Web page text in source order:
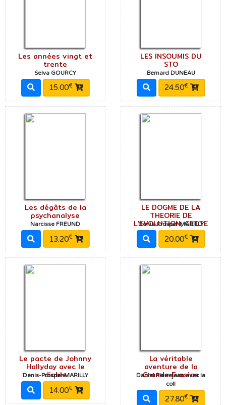
Les années vingt et
trente
Selva GOURCY
15.00€
LES INSOUMIS DU
STO
Bernard DUNEAU
24.50€
Les dégâts de la
psychanalyse
Narcisse FREUND
13.20€
LE DOGME DE LA
THEORIE DE
L'EVOLUTION, CETTE
Denis-Prosper MARILLY
20.00€
Le pacte de Johnny
Hallyday avec le
diable
Denis-Prosper MARILLY
14.00€
La véritable
aventure de la
Grande Evasion
Daniel Pierrejean avec la
coll
27.80€